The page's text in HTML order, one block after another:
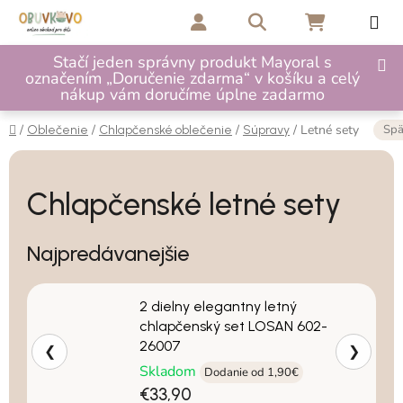
Prejsť na obsah
Stačí jeden správny produkt Mayoral s
označením „Doručenie zdarma“ v košíku a celý
nákup vám doručíme úplne zadarmo
Hľadať NÁKUPNÝ
Domov
/ Oblečenie / Chlapčenské oblečenie / Súpravy / Letné sety
Chlapčenské letné sety
Najpredávanejšie
2 dielny elegantny letný
chlapčenský set LOSAN 602-
26007
Skladom Dodanie od 1,90€
€33,90
❮ ❯